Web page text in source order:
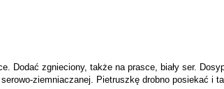
Dodać zgnieciony, także na prasce, biały ser.
ziemniaczanej. Pietruszkę drobno posiekać i